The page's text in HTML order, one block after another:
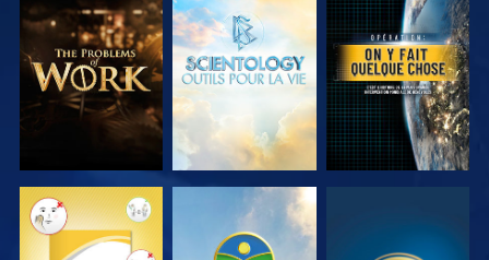
DÉCOUVRIR
LES SÉRIES
DÉCOUVRIR
LES SÉRIES
REGARDER
REGARDER REGARDER REGARDER